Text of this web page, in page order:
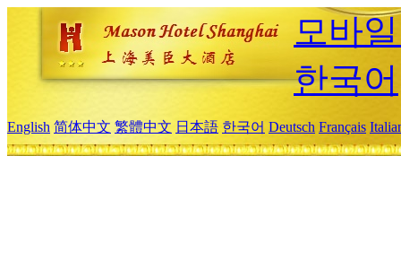
모바
한국어
English 简体中文 繁體中文 日本語 한국어 Deutsch Français